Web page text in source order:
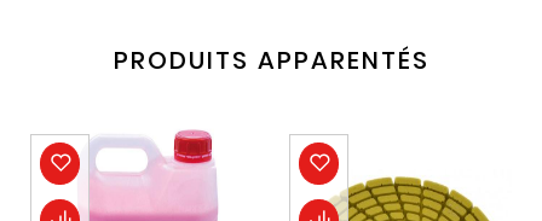
PRODUITS APPARENTÉS